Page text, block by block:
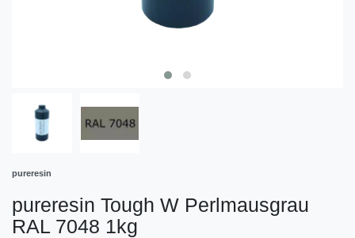
pureresin
pureresin Tough W Perlmausgrau
RAL 7048 1kg